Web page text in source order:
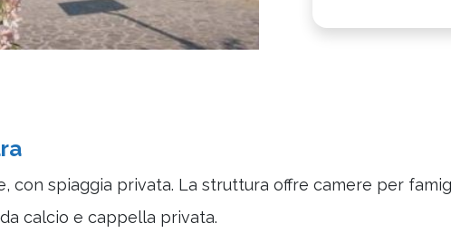
con spiaggia privata. La struttura offre camere per
calcio e cappella privata.